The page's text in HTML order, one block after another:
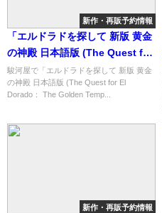
新作・再販予約情報
「エルドラドを探して 新版 黄金
の神殿 日本語版 (The Quest for
El Dorado： The Golden
Temples)」の概略と予約購入可
駿河屋で「エルドラドを探して 新版 黄金
の神殿 日本語版 (The Quest for El
Dorado： The Golden Temp...
新作・再販予約情報